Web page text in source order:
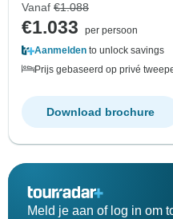
Vanaf €1.088
€1.033
per persoon
Aanmelden to unlock savings
Prijs gebaseerd op privé
Download brochure
Meld je aan of log in om